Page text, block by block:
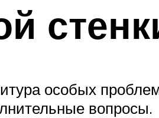
особых
вопросы.